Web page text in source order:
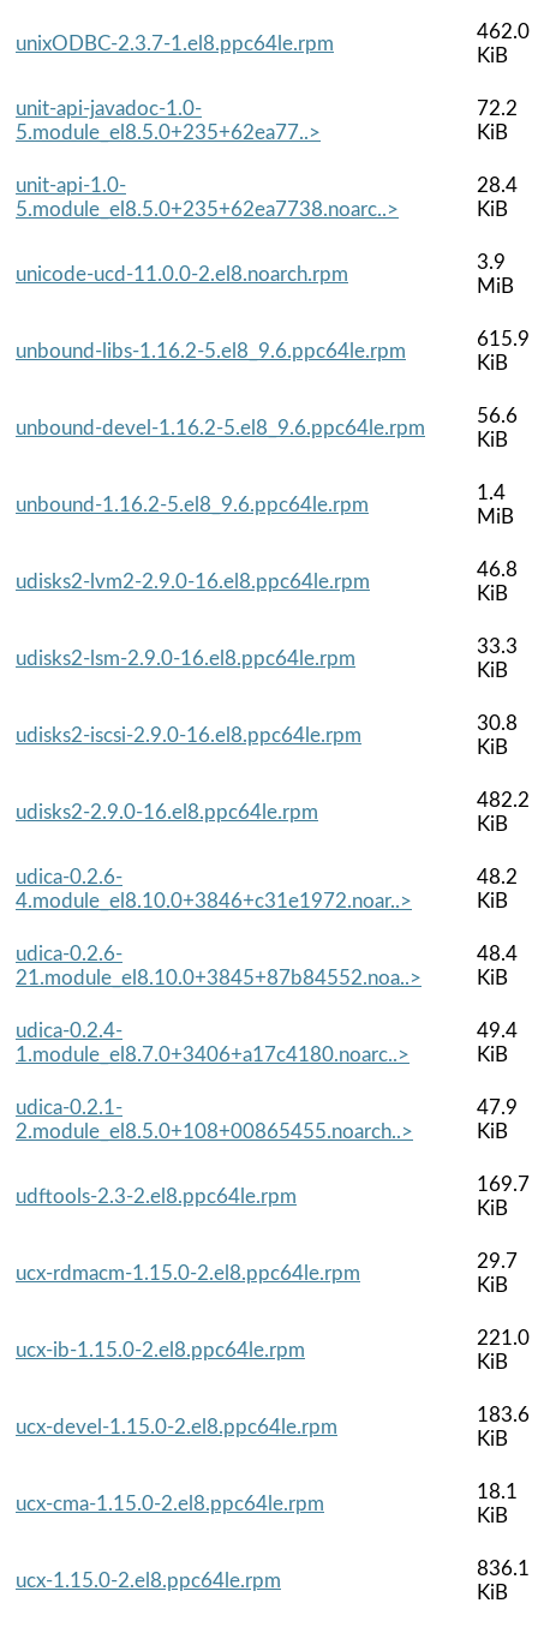
unixODBC-2.3.7-1.el8.ppc64le.rpm
462.0
KiB
unit-api-javadoc-1.0-
5.module_el8.5.0+235+62ea77..>
72.2
KiB
unit-api-1.0-
5.module_el8.5.0+235+62ea7738.noarc..>
28.4
KiB
unicode-ucd-11.0.0-2.el8.noarch.rpm
3.9
MiB
unbound-libs-1.16.2-5.el8_9.6.ppc64le.rpm
615.9
KiB
unbound-devel-1.16.2-5.el8_9.6.ppc64le.rpm
56.6
KiB
unbound-1.16.2-5.el8_9.6.ppc64le.rpm
1.4
MiB
udisks2-lvm2-2.9.0-16.el8.ppc64le.rpm
46.8
KiB
udisks2-lsm-2.9.0-16.el8.ppc64le.rpm
33.3
KiB
udisks2-iscsi-2.9.0-16.el8.ppc64le.rpm
30.8
KiB
udisks2-2.9.0-16.el8.ppc64le.rpm
482.2
KiB
udica-0.2.6-
4.module_el8.10.0+3846+c31e1972.noar..>
48.2
KiB
udica-0.2.6-
21.module_el8.10.0+3845+87b84552.noa..>
48.4
KiB
udica-0.2.4-
1.module_el8.7.0+3406+a17c4180.noarc..>
49.4
KiB
udica-0.2.1-
2.module_el8.5.0+108+00865455.noarch..>
47.9
KiB
udftools-2.3-2.el8.ppc64le.rpm
169.7
KiB
ucx-rdmacm-1.15.0-2.el8.ppc64le.rpm
29.7
KiB
ucx-ib-1.15.0-2.el8.ppc64le.rpm
221.0
KiB
ucx-devel-1.15.0-2.el8.ppc64le.rpm
183.6
KiB
ucx-cma-1.15.0-2.el8.ppc64le.rpm
18.1
KiB
ucx-1.15.0-2.el8.ppc64le.rpm
836.1
KiB